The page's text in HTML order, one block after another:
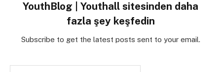
YouthBlog | Youthall sitesinden daha
fazla şey keşfedin
Subscribe to get the latest posts sent to your email.
E-postanızı yazın…